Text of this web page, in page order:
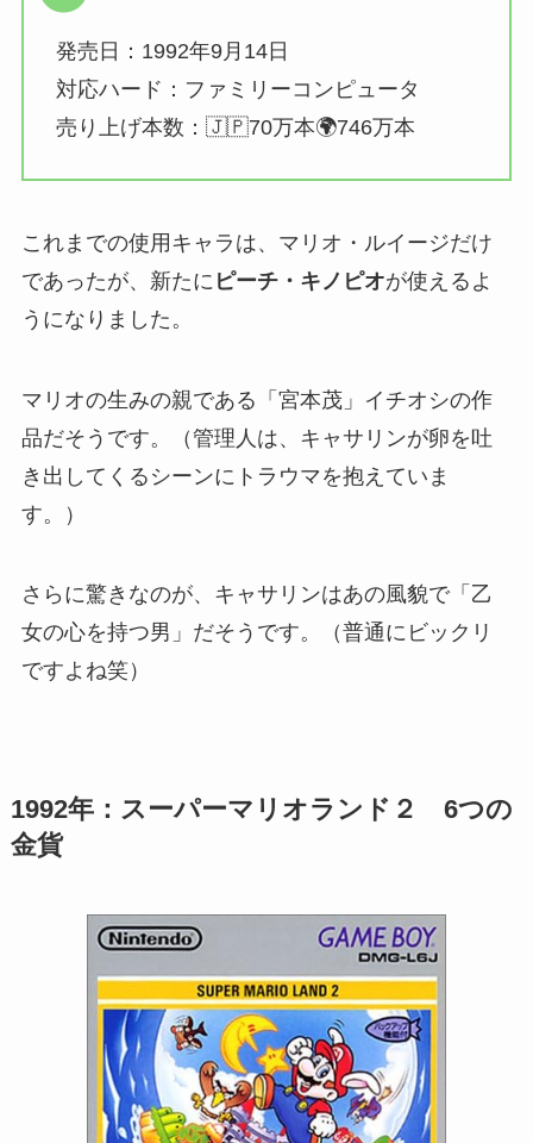
発売日：1992年9月14日
対応ハード：ファミリーコンピュータ
売り上げ本数：🇯🇵70万本🌍746万本
これまでの使用キャラは、マリオ・ルイージだけ
であったが、新たに ピーチ・キノピオが使えるよ
うになりました。
マリオの生みの親である「宮本茂」イチオシの作
品だそうです。（管理人は、キャサリンが卵を吐
き出してくるシーンにトラウマを抱えていま
す。）
さらに驚きなのが、キャサリンはあの風貌で「乙
女の心を持つ男」だそうです。（普通にビックリ
ですよね笑）
1992年：スーパーマリオランド２ 6つの
金貨